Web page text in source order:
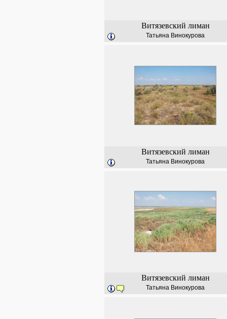
Витязевский лиман
Татьяна Винокурова
Витязевский лиман
Татьяна Винокурова
Витязевский лиман
Татьяна Винокурова